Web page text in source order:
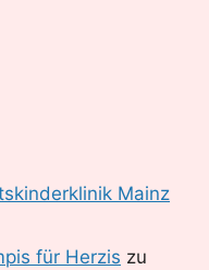
Mainz
für Herzis zu